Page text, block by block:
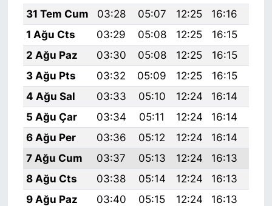
31 Tem Cum
03:28 05:07 12:25 16:16
1 Ağu Cts
03:29 05:08 12:25 16:15
2 Ağu Paz
03:30 05:08 12:25 16:15
3 Ağu Pts
03:32 05:09 12:25 16:15
4 Ağu Sal
03:33 05:10 12:24 16:14
5 Ağu Çar
03:34 05:11 12:24 16:14
6 Ağu Per
03:36 05:12 12:24 16:14
7 Ağu Cum
03:37 05:13 12:24 16:13
8 Ağu Cts
03:38 05:14 12:24 16:13
9 Ağu Paz
03:40 05:15 12:24 16:13